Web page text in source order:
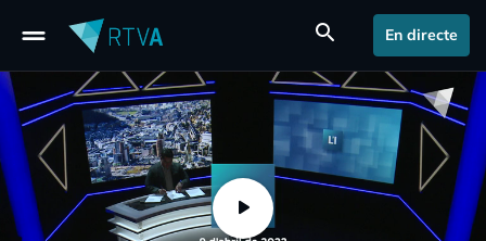
drag_handle search En directe